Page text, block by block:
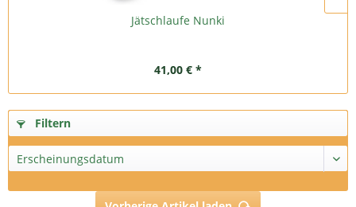
Jätschlaufe Nunki
41,00 € *
Filtern